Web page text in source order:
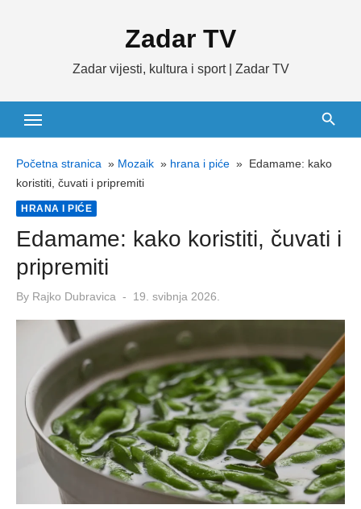
Zadar TV
Zadar vijesti, kultura i sport | Zadar TV
Početna stranica » Mozaik » hrana i piće » Edamame: kako
koristiti, čuvati i pripremiti
HRANA I PIĆE
Edamame: kako koristiti, čuvati i
pripremiti
By Rajko Dubravica
Posted
19. svibnja 2026.